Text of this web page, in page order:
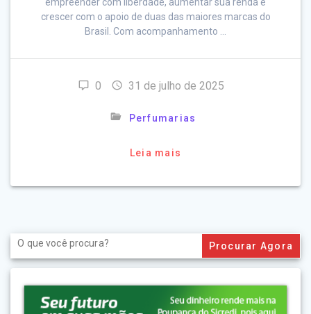
crescer com o apoio de duas das maiores marcas do
Brasil. Com acompanhamento …
0 31 de julho de 2025
Perfumarias
Leia mais
Search
for: